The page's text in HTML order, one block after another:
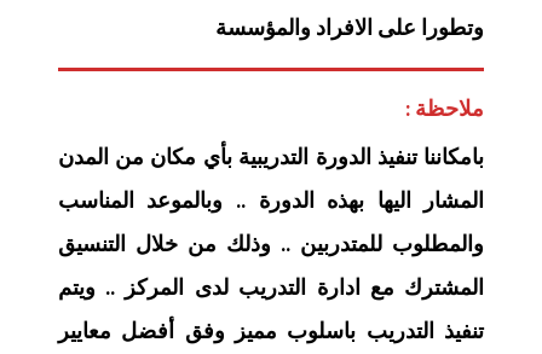
وتطورا على الافراد والمؤسسة
ملاحظة :
بامكاننا تنفيذ الدورة التدريبية بأي مكان من المدن
المشار اليها بهذه الدورة .. وبالموعد المناسب
والمطلوب للمتدربين .. وذلك من خلال التنسيق
المشترك مع ادارة التدريب لدى المركز .. ويتم
تنفيذ التدريب باسلوب مميز وفق أفضل معايير